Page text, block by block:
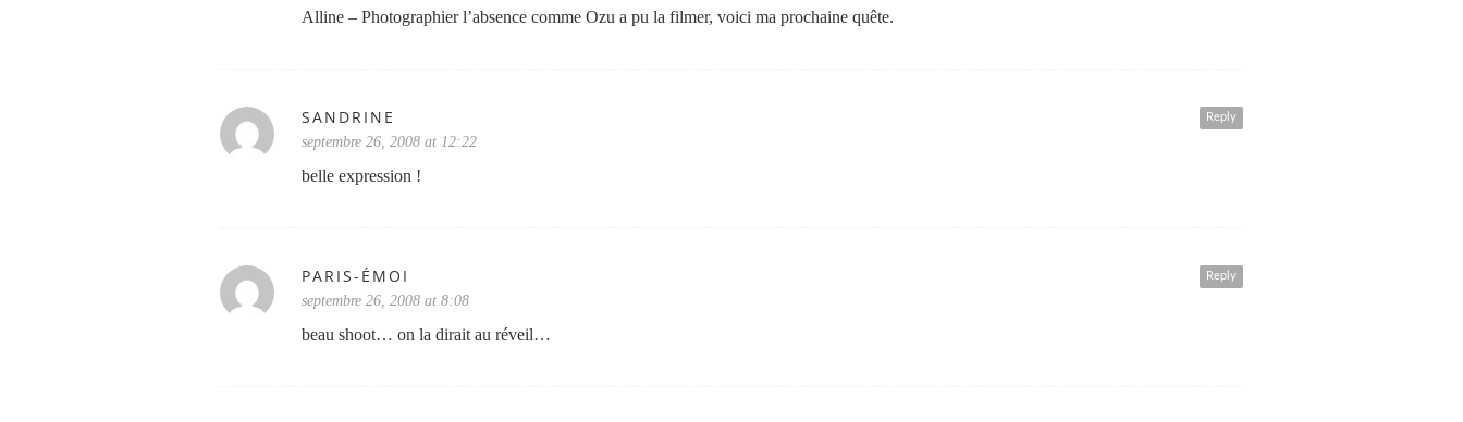
Alline – Photographier l’absence comme Ozu a pu la filmer, voici ma prochaine quête.
Reply
SANDRINE
septembre 26, 2008 at 12:22
belle expression !
Reply
PARIS-ÉMOI
septembre 26, 2008 at 8:08
beau shoot… on la dirait au réveil…